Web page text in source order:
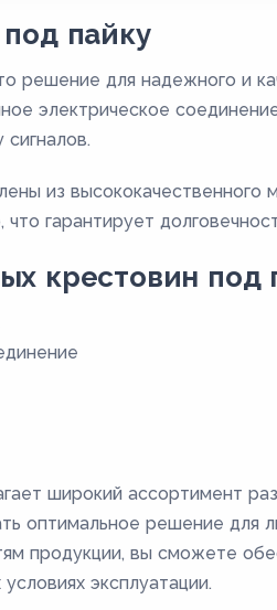
пайку
решение для надежного и
электрическое
из высококачественного
гарантирует
крестовин под
широкий ассортимент
оптимальное решение для
продукции, вы сможете
эксплуатации.